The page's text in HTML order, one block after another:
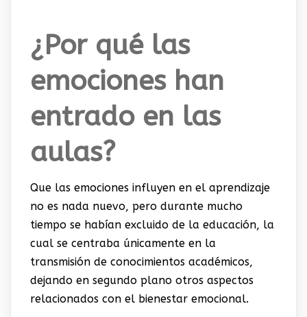
¿Por qué las
emociones han
entrado en las
aulas?
Que las emociones influyen en el aprendizaje
no es nada nuevo, pero durante mucho
tiempo se habían excluido de la educación, la
cual se centraba únicamente en la
transmisión de conocimientos académicos,
dejando en segundo plano otros aspectos
relacionados con el bienestar emocional.